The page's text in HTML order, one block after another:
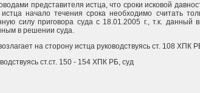
представителя истца, что сроки исковой
начало течения срока необходимо считать
силу приговора суда с 18.01.2005 г., т.к. данный
в решении суда.
на сторону истца руководствуясь ст. 108 ХПК
ст.ст. 150 - 154 ХПК РБ, суд